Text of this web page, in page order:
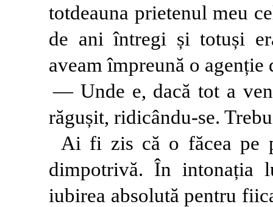
totdeauna prietenul meu
de ani întregi și totuși
aveam împreună o
— Unde e, dacă tot a
răgușit, ridicându-se.
Ai fi zis că o făcea pe
dimpotrivă. În intonația
iubirea absolută pentru